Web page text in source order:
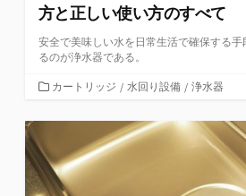
方と正しい使い方のすべて
安全で美味しい水を日常生活で確保する
るのが浄水器である。
カ
ゴ
ー
カートリッジ / 水回り設備 / 浄水器